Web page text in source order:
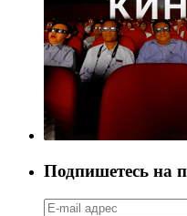
Подпишетесь на